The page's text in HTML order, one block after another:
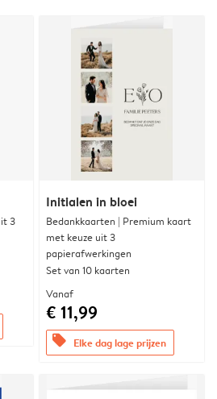
3
Initialen in bloei
Bedankkaarten | Premium kaart
met keuze uit 3
papierafwerkingen
Set van 10 kaarten
Vanaf
€ 11,99
offers Elke dag lage prijzen